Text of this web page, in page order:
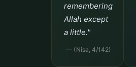
remembering
Allah except
a little."
— (Nisa, 4/142)